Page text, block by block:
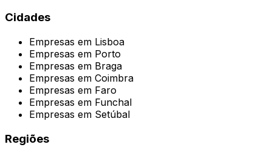
Cidades
Empresas em Lisboa
Empresas em Porto
Empresas em Braga
Empresas em Coimbra
Empresas em Faro
Empresas em Funchal
Empresas em Setúbal
Regiões